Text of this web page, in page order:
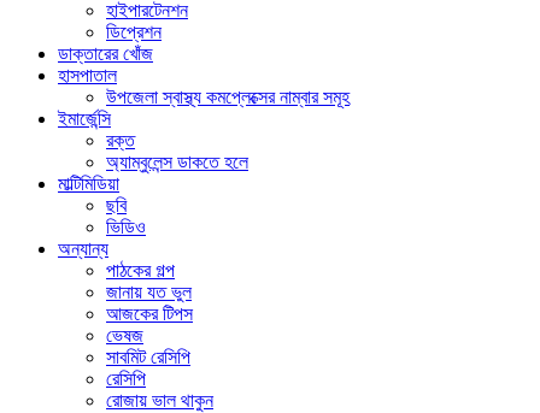
হাইপারটেনশন
ডিপ্রেশন
ডাক্তারের খোঁজ
হাসপাতাল
উপজেলা স্বাস্থ্য কমপ্লেক্সের নাম্বার সমূহ
ইমার্জেন্সি
রক্ত
অ্যাম্বুলেন্স ডাকতে হলে
মাল্টিমিডিয়া
ছবি
ভিডিও
অন্যান্য
পাঠকের গল্প
জানায় যত ভুল
আজকের টিপস
ভেষজ
সাবমিট রেসিপি
রেসিপি
রোজায় ভাল থাকুন